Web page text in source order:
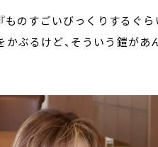
のすごいびっくりするぐら
かぶるけど、そういう鎧があ